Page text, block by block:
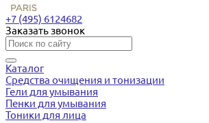
+7 (495) 6124682
Заказать звонок
Каталог
Средства очищения и тонизации
Гели для умывания
Пенки для умывания
Тоники для лица